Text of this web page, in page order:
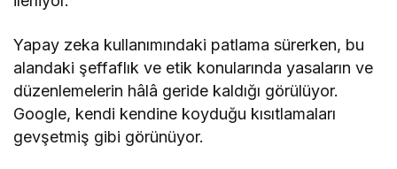
Yapay zeka kullanımındaki patlama sürerken, bu
alandaki şeffaflık ve etik konularında yasaların ve
düzenlemelerin hâlâ geride kaldığı görülüyor.
Google, kendi kendine koyduğu kısıtlamaları
gevşetmiş gibi görünüyor.